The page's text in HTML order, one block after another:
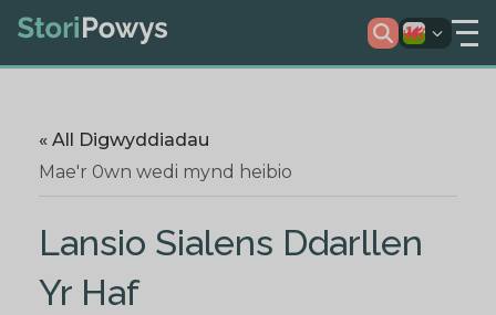
« All Digwyddiadau
Mae'r 0wn wedi mynd heibio
Lansio Sialens Ddarllen
Yr Haf